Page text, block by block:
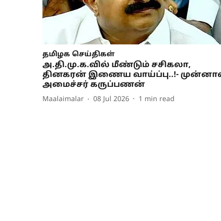
தமிழக செய்திகள்
அ.தி.மு.க.வில் மீண்டும் சசிகலா,
தினகரன் இணைய வாய்ப்பு..!-
அமைச்சர் கருப்பணன்
Maalaimalar 08 Jul 2026 1 min read